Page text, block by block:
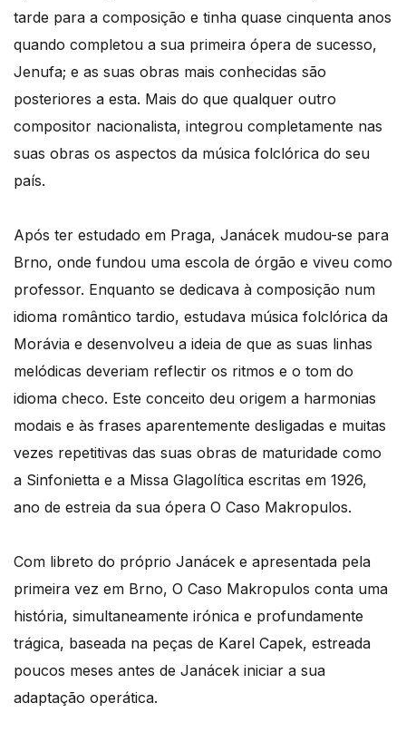
tarde para a composição e tinha quase cinquenta anos
quando completou a sua primeira ópera de sucesso,
Jenufa; e as suas obras mais conhecidas são
posteriores a esta. Mais do que qualquer outro
compositor nacionalista, integrou completamente nas
suas obras os aspectos da música folclórica do seu
país.
Após ter estudado em Praga, Janácek mudou-se para
Brno, onde fundou uma escola de órgão e viveu como
professor. Enquanto se dedicava à composição num
idioma romântico tardio, estudava música folclórica da
Morávia e desenvolveu a ideia de que as suas linhas
melódicas deveriam reflectir os ritmos e o tom do
idioma checo. Este conceito deu origem a harmonias
modais e às frases aparentemente desligadas e muitas
vezes repetitivas das suas obras de maturidade como
a Sinfonietta e a Missa Glagolítica escritas em 1926,
ano de estreia da sua ópera O Caso Makropulos.
Com libreto do próprio Janácek e apresentada pela
primeira vez em Brno, O Caso Makropulos conta uma
história, simultaneamente irónica e profundamente
trágica, baseada na peças de Karel Capek, estreada
poucos meses antes de Janácek iniciar a sua
adaptação operática.